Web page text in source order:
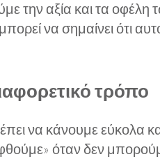
την αξία και τα
να σημαίνει ότι
τρόπο
να κάνουμε
όταν δεν